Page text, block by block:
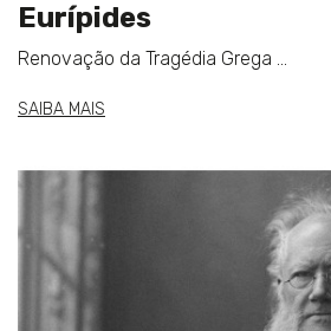
Eurípides
Renovação da Tragédia Grega ...
SAIBA MAIS